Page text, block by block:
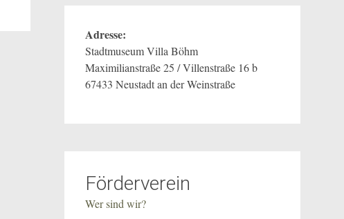
Adresse:
Stadtmuseum Villa Böhm
Maximilianstraße 25 / Villenstraße 16 b
67433 Neustadt an der Weinstraße
Förderverein
Wer sind wir?